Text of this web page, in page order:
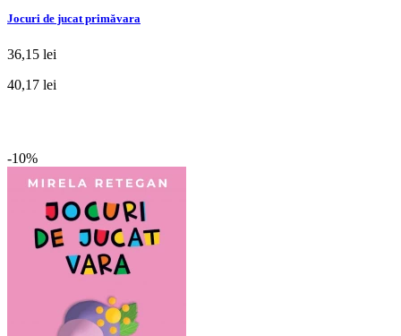
Jocuri de jucat primăvara
36,15 lei
40,17 lei
-10%